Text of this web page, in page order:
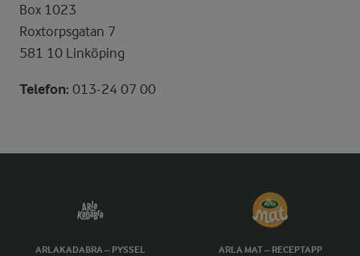
Box 1023
Roxtorpsgatan 7
581 10 Linköping
Telefon: 013-24 07 00
ARLAKADABRA – PYSSEL
ARLA MAT – RECEPTAPP